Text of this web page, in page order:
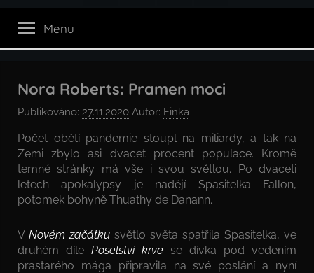
nociMenu
Nora Roberts: Pramen moci
Publikováno: 27.11.2020 Autor: Finka
Počet obětí pandemie stoupl na miliardy, a tak na
Zemi zbylo asi dvacet procent populace. Kromě
temné stránky má vše i svou světlou. Po dvaceti
letech apokalypsy je nadějí Spasitelka Fallon,
potomek bohyně Thuathy de Danann.
V Novém začátku světlo světa spatřila Spasitelka, ve
druhém díle Poselství krve se dívka pod vedením
prastarého mága připravila na své poslání a nyní